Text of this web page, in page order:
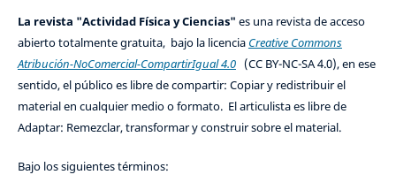
La revista "Actividad Física y Ciencias" es una revista de acceso
abierto totalmente gratuita, bajo la licencia Creative Commons
Atribución-NoComercial-CompartirIgual 4.0(CC BY-NC-SA 4.0), en ese
sentido, el público es libre de compartir: Copiar y redistribuir el
material en cualquier medio o formato. El articulista es libre de
Adaptar: Remezclar, transformar y construir sobre el material.
Bajo los siguientes términos: